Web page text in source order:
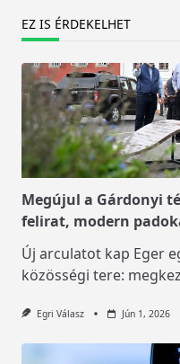
EZ IS ÉRDEKELHET
Megújul a Gárdonyi
felirat, modern
Új arculatot kap Eger
közösségi tere:
Egri Válasz Jún 1, 2026